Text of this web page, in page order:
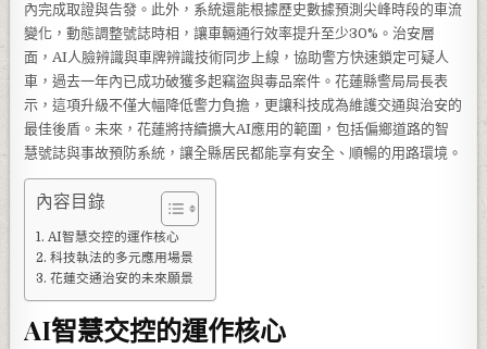
內完成取證與告發。此外，系統還能根據歷史數據預測尖峰時段的車流
變化，動態調整號誌時相，讓車輛通行效率提升至少30%。治安層
面，AI人臉辨識與車牌辨識技術同步上線，協助警方快速鎖定可疑人
車，過去一年內已成功破獲多起竊盜與毒品案件。花蓮縣警局局長表
示，這項升級不僅大幅降低警力負擔，更讓科技成為維護交通與治安的
最佳後盾。未來，花蓮將持續擴大AI應用的範圍，包括偏鄉道路的智
慧號誌與事故預防系統，讓全縣居民都能享有安全、順暢的用路環境。
內容目錄
AI智慧交控的運作核心
科技執法的多元應用場景
花蓮交通治安的未來願景
AI智慧交控的運作核心